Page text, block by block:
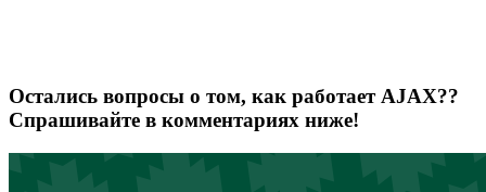
Остались вопросы о том, как работает AJAX??
Спрашивайте в комментариях ниже!